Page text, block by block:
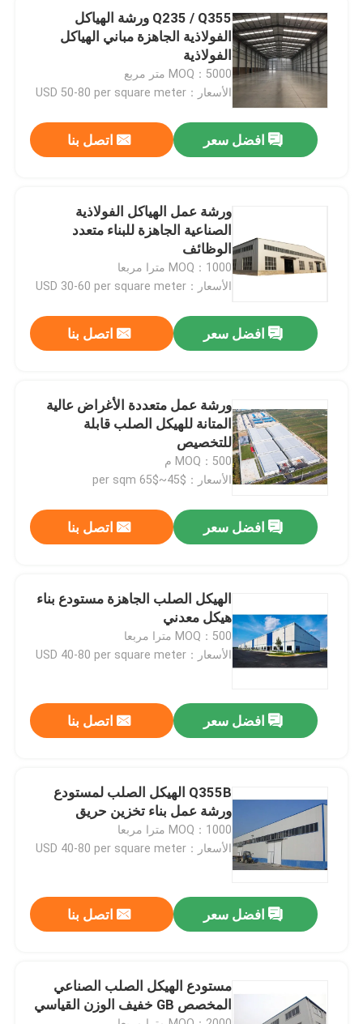
أشرطة فيديو
معلومات عنا
رقابة جودة
اطلب اقتباس
مستودع الهيكل الصلب
هيكل فولاذي خفيف الوزن
Q235 / Q355 ورشة الهياكل
الفولاذية الجاهزة مباني الهياكل
الفولاذية
MOQ：5000 متر مربع
الأسعار：USD 50-80 per square meter
افضل سعر اتصل بنا
ورشة عمل الهياكل الفولاذية
الصناعية الجاهزة للبناء متعدد
الوظائف
MOQ：1000 مترا مربعا
الأسعار：USD 30-60 per square meter
افضل سعر اتصل بنا
ورشة عمل متعددة الأغراض عالية
المتانة للهيكل الصلب قابلة
للتخصيص
MOQ：500 م
الأسعار：$45~$65 per sqm
افضل سعر اتصل بنا
الهيكل الصلب الجاهزة مستودع بناء
هيكل معدني
MOQ：500 مترا مربعا
الأسعار：USD 40-80 per square meter
افضل سعر اتصل بنا
Q355B الهيكل الصلب لمستودع
ورشة عمل بناء تخزين حريق
MOQ：1000 مترا مربعا
الأسعار：USD 40-80 per square meter
افضل سعر اتصل بنا
مستودع الهيكل الصلب الصناعي
المخصص GB خفيف الوزن القياسي